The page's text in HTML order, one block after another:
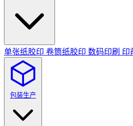
单张纸胶印 卷筒纸胶印 数码印刷 印
包装生产